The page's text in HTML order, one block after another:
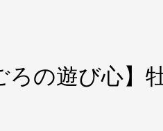
ろの遊び心】